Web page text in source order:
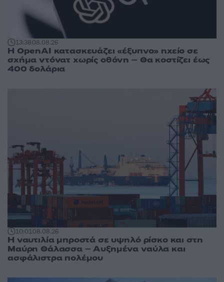
13:3808.08.26
Η OpenAI κατασκευάζει «έξυπνο» ηχείο σε
σχήμα ντόνατ χωρίς οθόνη – Θα κοστίζει έως
400 δολάρια
10:0108.08.26
Η ναυτιλία μπροστά σε υψηλό ρίσκο και στη
Μαύρη Θάλασσα – Αυξημένα ναύλα και
ασφάλιστρα πολέμου